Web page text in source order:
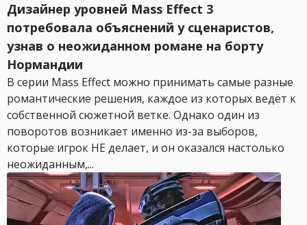
Дизайнер уровней Mass Effect 3
потребовала объяснений у сценаристов,
узнав о неожиданном романе на борту
Нормандии
В серии Mass Effect можно принимать самые разные
романтические решения, каждое из которых ведёт к
собственной сюжетной ветке. Однако один из
поворотов возникает именно из-за выборов,
которые игрок НЕ делает, и он оказался настолько
неожиданным,...